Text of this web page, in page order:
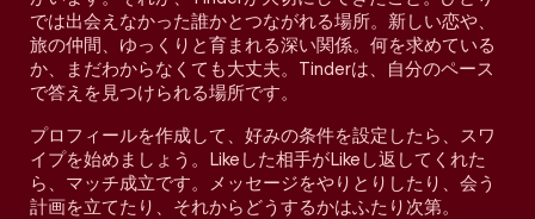
では出会えなかった誰かとつながれる場所。新しい恋や、
旅の仲間、ゆっくりと育まれる深い関係。何を求めている
か、まだわからなくても大丈夫。Tinderは、自分のペース
で答えを見つけられる場所です。
プロフィールを作成して、好みの条件を設定したら、スワ
イプを始めましょう。Likeした相手がLikeし返してくれた
ら、マッチ成立です。メッセージをやりとりしたり、会う
計画を立てたり、それからどうするかはふたり次第。